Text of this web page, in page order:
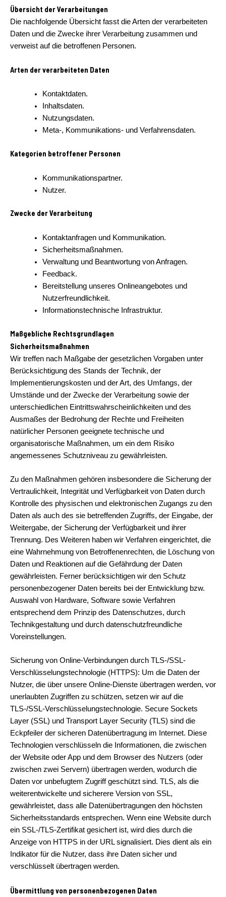
Übersicht der Verarbeitungen
Die nachfolgende Übersicht fasst die Arten der verarbeiteten
Daten und die Zwecke ihrer Verarbeitung zusammen und
verweist auf die betroffenen Personen.
Arten der verarbeiteten Daten
Kontaktdaten.
Inhaltsdaten.
Nutzungsdaten.
Meta-, Kommunikations- und Verfahrensdaten.
Kategorien betroffener Personen
Kommunikationspartner.
Nutzer.
Zwecke der Verarbeitung
Kontaktanfragen und Kommunikation.
Sicherheitsmaßnahmen.
Verwaltung und Beantwortung von Anfragen.
Feedback.
Bereitstellung unseres Onlineangebotes und
Nutzerfreundlichkeit.
Informationstechnische Infrastruktur.
Maßgebliche Rechtsgrundlagen
Sicherheitsmaßnahmen
Wir treffen nach Maßgabe der gesetzlichen Vorgaben unter
Berücksichtigung des Stands der Technik, der
Implementierungskosten und der Art, des Umfangs, der
Umstände und der Zwecke der Verarbeitung sowie der
unterschiedlichen Eintrittswahrscheinlichkeiten und des
Ausmaßes der Bedrohung der Rechte und Freiheiten
natürlicher Personen geeignete technische und
organisatorische Maßnahmen, um ein dem Risiko
angemessenes Schutzniveau zu gewährleisten.
Zu den Maßnahmen gehören insbesondere die Sicherung der
Vertraulichkeit, Integrität und Verfügbarkeit von Daten durch
Kontrolle des physischen und elektronischen Zugangs zu den
Daten als auch des sie betreffenden Zugriffs, der Eingabe, der
Weitergabe, der Sicherung der Verfügbarkeit und ihrer
Trennung. Des Weiteren haben wir Verfahren eingerichtet, die
eine Wahrnehmung von Betroffenenrechten, die Löschung von
Daten und Reaktionen auf die Gefährdung der Daten
gewährleisten. Ferner berücksichtigen wir den Schutz
personenbezogener Daten bereits bei der Entwicklung bzw.
Auswahl von Hardware, Software sowie Verfahren
entsprechend dem Prinzip des Datenschutzes, durch
Technikgestaltung und durch datenschutzfreundliche
Voreinstellungen.
Sicherung von Online-Verbindungen durch TLS-/SSL-
Verschlüsselungstechnologie (HTTPS): Um die Daten der
Nutzer, die über unsere Online-Dienste übertragen werden, vor
unerlaubten Zugriffen zu schützen, setzen wir auf die
TLS-/SSL-Verschlüsselungstechnologie. Secure Sockets
Layer (SSL) und Transport Layer Security (TLS) sind die
Eckpfeiler der sicheren Datenübertragung im Internet. Diese
Technologien verschlüsseln die Informationen, die zwischen
der Website oder App und dem Browser des Nutzers (oder
zwischen zwei Servern) übertragen werden, wodurch die
Daten vor unbefugtem Zugriff geschützt sind. TLS, als die
weiterentwickelte und sicherere Version von SSL,
gewährleistet, dass alle Datenübertragungen den höchsten
Sicherheitsstandards entsprechen. Wenn eine Website durch
ein SSL-/TLS-Zertifikat gesichert ist, wird dies durch die
Anzeige von HTTPS in der URL signalisiert. Dies dient als ein
Indikator für die Nutzer, dass ihre Daten sicher und
verschlüsselt übertragen werden.
Übermittlung von personenbezogenen Daten